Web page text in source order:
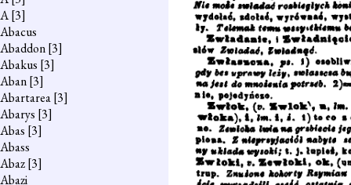
A[3]
Abacus
Abaddon[3]
Abakus [3]
Aban[3]
Abartarea[3]
Abarys [3]
Abas [3]
Abass
Abaz[3]
Abazi